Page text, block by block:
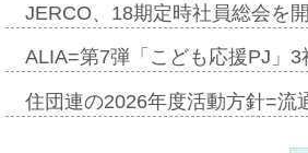
JERCO、18期定時社員総会を
ALIA=第7弾「こども応援PJ」
住団連の2026年度活動方針=